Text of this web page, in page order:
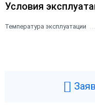
Условия
Температура эксплуатации